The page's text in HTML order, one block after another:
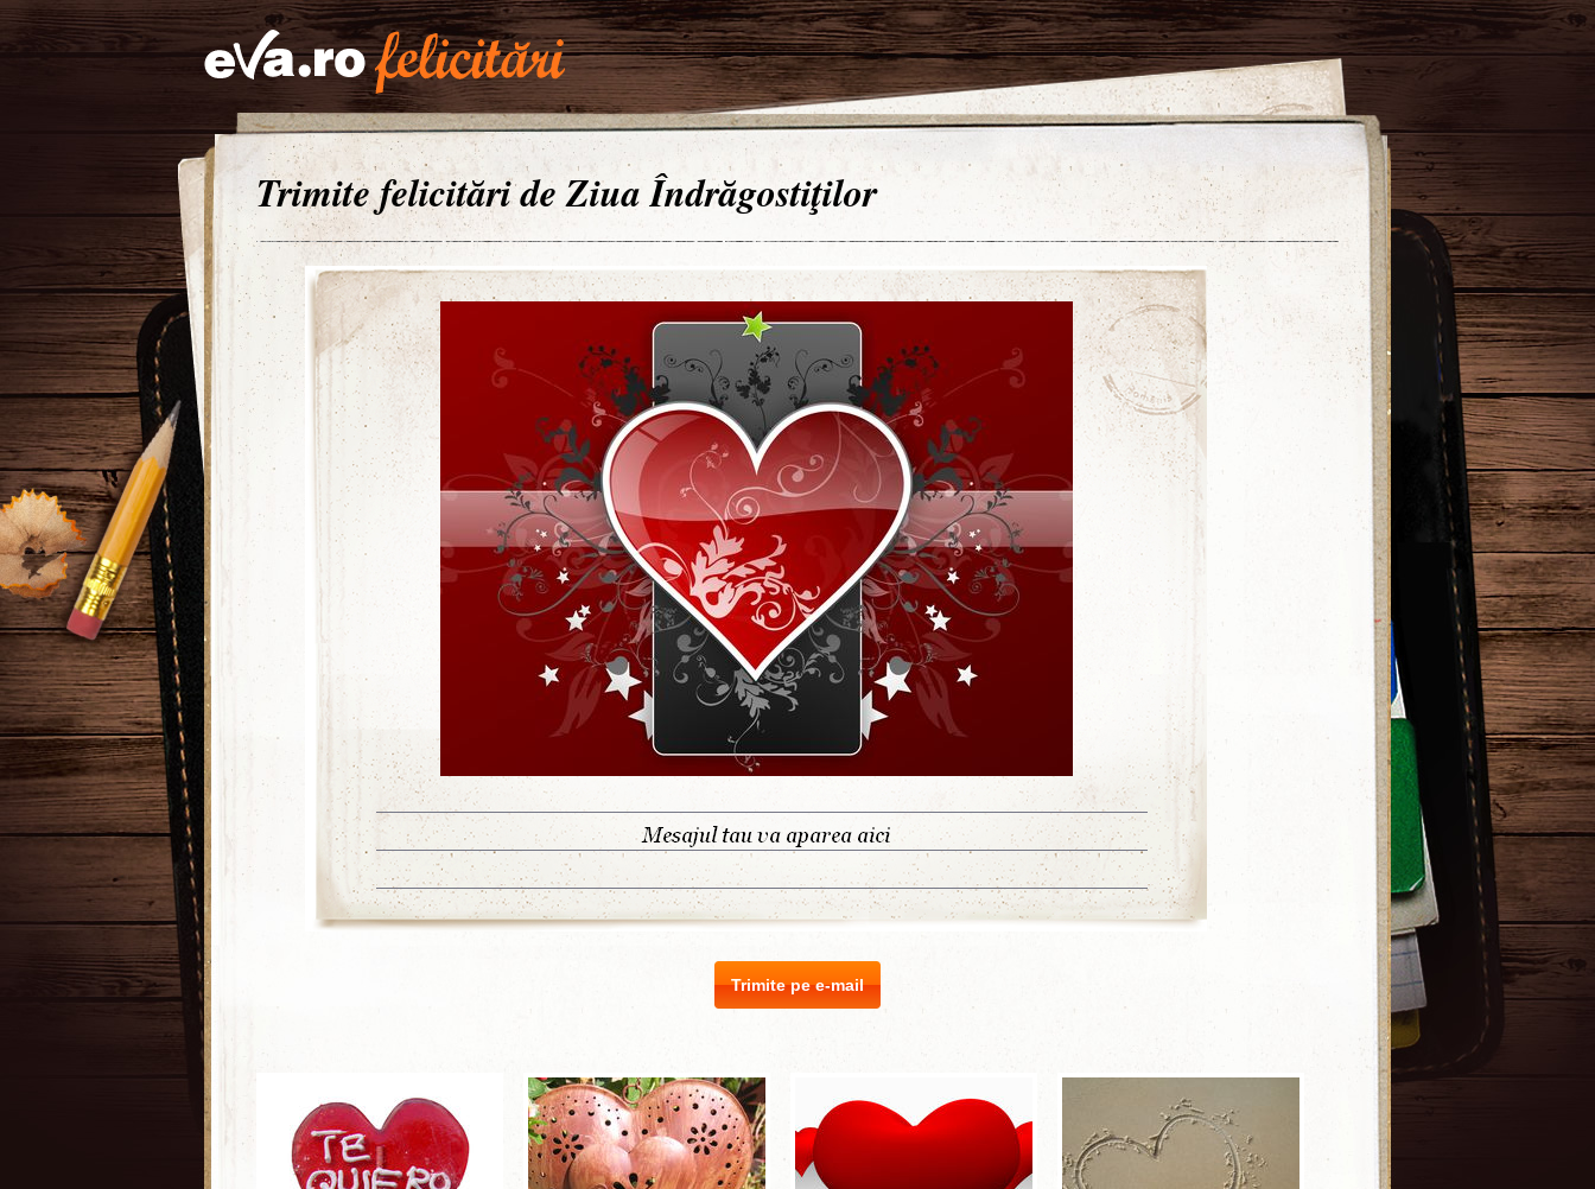
Trimite felicitări de Ziua Îndrăgostiţilor
Trimite pe e-mail